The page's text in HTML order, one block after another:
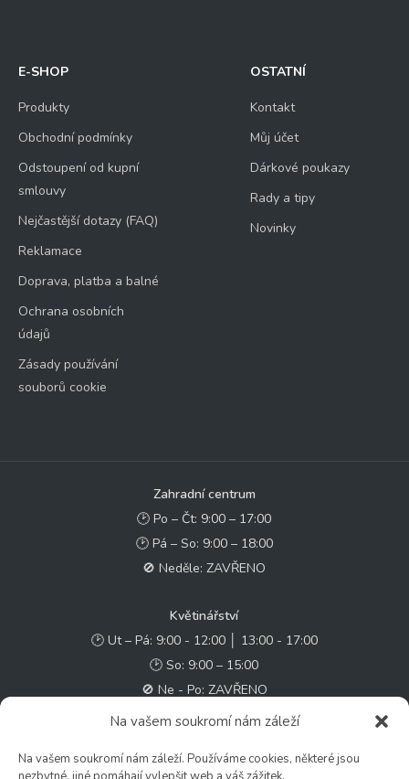
Na vašem soukromí nám záleží
Na vašem soukromí nám záleží. Používáme cookies, některé jsou
E-SHOP
Produkty
Obchodní podmínky
Odstoupení od kupní
smlouvy
Nejčastější dotazy (FAQ)
Reklamace
Doprava, platba a balné
Ochrana osobních
údajů
Zásady používání
souborů cookie
OSTATNÍ
Kontakt
Můj účet
Dárkové poukazy
Rady a tipy
Novinky
Zahradní centrum
🕑 Po – Čt: 9:00 – 17:00
🕑 Pá – So: 9:00 – 18:00
🚫 Neděle: ZAVŘENO
Květinářství
🕑 Ut – Pá: 9:00 - 12:00 │ 13:00 - 17:00
🕑 So: 9:00 – 15:00
🚫 Ne - Po: ZAVŘENO
✉️ e-shop@zcstrakovo.cz